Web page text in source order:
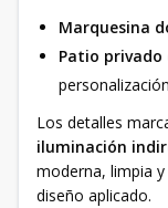
Marquesina
Patio privado
personalización
Los detalles
iluminación
moderna, limpia
diseño aplicado.